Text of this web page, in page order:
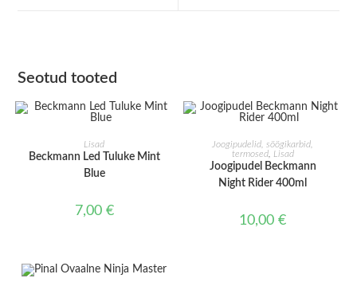
Seotud tooted
LISA KORVI
Lisad
Beckmann Led Tuluke Mint
Blue
7,00 €
LISA KORVI
Joogipudelid, söögikarbid,
termosed, Lisad
Joogipudel Beckmann
Night Rider 400ml
10,00€